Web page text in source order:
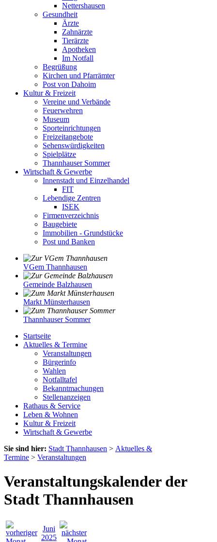
Nettershausen
Gesundheit
Ärzte
Zahnärzte
Tierärzte
Apotheken
Im Notfall
Begrüßung
Kirchen und Pfarrämter
Post von Dahoim
Kultur & Freizeit
Vereine und Verbände
Feuerwehren
Museum
Sporteinrichtungen
Freizeitangebote
Sehenswürdigkeiten
Spielplätze
Thannhauser Sommer
Wirtschaft & Gewerbe
Innenstadt und Einzelhandel
FIT
Lebendige Zentren
ISEK
Firmenverzeichnis
Baugebiete
Immobilien - Grundstücke
Post und Banken
VGem Thannhausen
Gemeinde Balzhausen
Markt Münsterhausen
Thannhauser Sommer
Startseite
Aktuelles & Termine
Veranstaltungen
Bürgerinfo
Wahlen
Notfalltafel
Bekanntmachungen
Stellenanzeigen
Rathaus & Service
Leben & Wohnen
Kultur & Freizeit
Wirtschaft & Gewerbe
Sie sind hier: Stadt Thannhausen > Aktuelles &
Termine > Veranstaltungen
Veranstaltungskalender der
Stadt Thannhausen
Juni
2025